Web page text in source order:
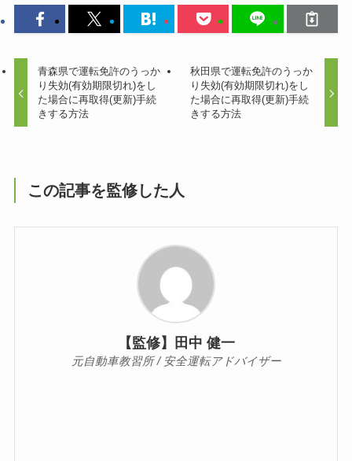
青森県で運転免許のうっか
り失効(有効期限切れ)をし
た場合に再取得(更新)手続
きする方法
秋田県で運転免許のうっか
り失効(有効期限切れ)をし
た場合に再取得(更新)手続
きする方法
この記事を監修した人
【監修】田中 健一
元自動車教習所 / 安全運転アドバイザー